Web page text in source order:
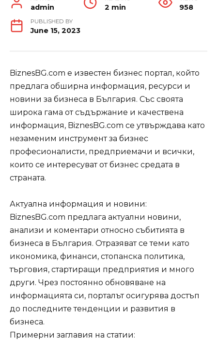
admin 2 min 958
PUBLISHED BY
June 15, 2023
BiznesBG.com е известен бизнес портал, който
предлага обширна информация, ресурси и
новини за бизнеса в България. Със своята
широка гама от съдържание и качествена
информация, BiznesBG.com се утвърждава като
незаменим инструмент за бизнес
професионалисти, предприемачи и всички,
които се интересуват от бизнес средата в
страната.
Актуална информация и новини:
BiznesBG.com предлага актуални новини,
анализи и коментари относно събитията в
бизнеса в България. Отразяват се теми като
икономика, финанси, стопанска политика,
търговия, стартиращи предприятия и много
други. Чрез постоянно обновяване на
информацията си, порталът осигурява достъп
до последните тенденции и развития в
бизнеса.
Примерни заглавия на статии: